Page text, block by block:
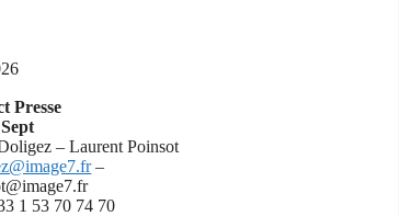
Presse
– Laurent Poinsot
–
1 53 70 74 70